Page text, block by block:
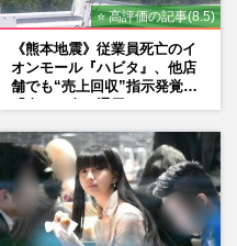
⭐ 高評価の記事(8.5)
《熊本地震》従業員死亡のイ
オンモール『ハビタ』、他店
舗でも“売上回収”指示発覚で